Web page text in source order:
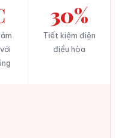
30%
Tiết kiệm điện
điều hòa